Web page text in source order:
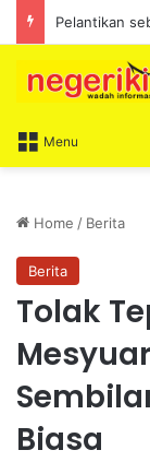
Menu
Home / Berita
Berita
Tolak
Biasa